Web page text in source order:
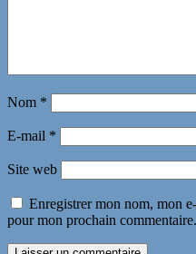
Nom *
E-mail *
Site web
Enregistrer mon nom, mon
pour mon prochain commentaire.